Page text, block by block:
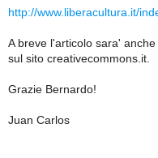
http://www.liberacultura.it/
A breve l'articolo sara'
sul sito creativecommons.it.
Grazie Bernardo!
Juan Carlos